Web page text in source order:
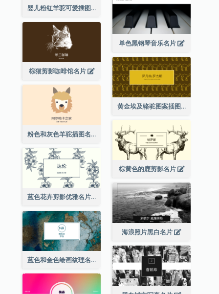
婴儿粉红羊驼可爱插图名片
单色黑钢琴音乐名片
棕猫剪影咖啡馆名片
黄金埃及骆驼图案插图名片
粉色和灰色羊驼插图名片
棕黄色的鹿剪影名片
蓝色花卉剪影优雅名片
海浪照片黑白名片
蓝色和金色绘画纹理名片